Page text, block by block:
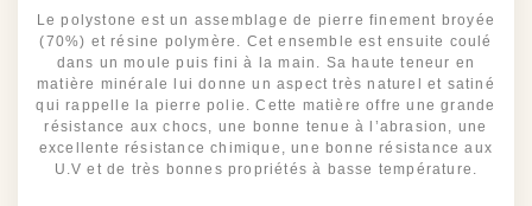
Le polystone est un assemblage de pierre finement broyée
(70%) et résine polymère. Cet ensemble est ensuite coulé
dans un moule puis fini à la main. Sa haute teneur en
matière minérale lui donne un aspect très naturel et satiné
qui rappelle la pierre polie. Cette matière offre une grande
résistance aux chocs, une bonne tenue à l’abrasion, une
excellente résistance chimique, une bonne résistance aux
U.V et de très bonnes propriétés à basse température.